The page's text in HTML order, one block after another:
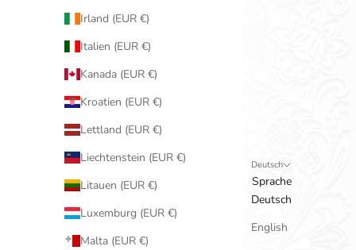
Irland (EUR €)
Italien (EUR €)
Kanada (EUR €)
Kroatien (EUR €)
Lettland (EUR €)
Liechtenstein (EUR €)
Litauen (EUR €)
Luxemburg (EUR €)
Malta (EUR €)
Deutsch
Sprache
Deutsch
English